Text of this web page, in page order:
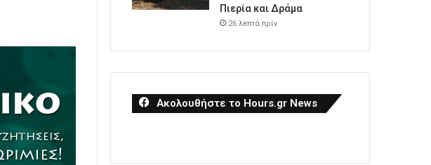
Πιερία και Δράμα
26 λεπτά πρίν
Ακολουθήστε το Hours.gr News